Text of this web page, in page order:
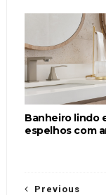
Banheiro lindo
espelhos com
Previous